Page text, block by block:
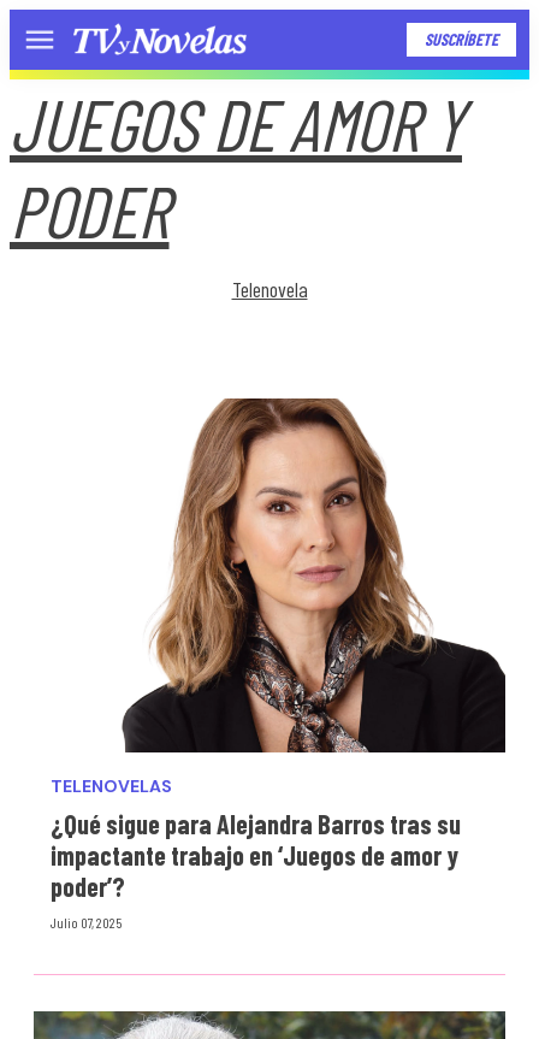
Menú SUSCRÍBETE
JUEGOS DE AMOR Y
PODER
Telenovela
TELENOVELAS
¿Qué sigue para Alejandra Barros tras su
impactante trabajo en ‘Juegos de amor y
poder’?
Julio 07, 2025